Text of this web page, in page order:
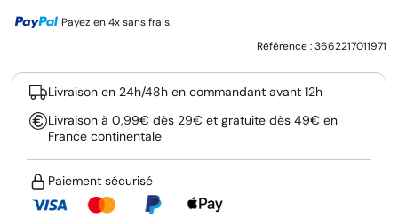
Payez en 4x sans frais.
Référence :3662217011971
Livraison en 24h/48h en commandant avant 12h
Livraison à 0,99€ dès 29€ et gratuite dès 49€ en
France continentale
Paiement sécurisé